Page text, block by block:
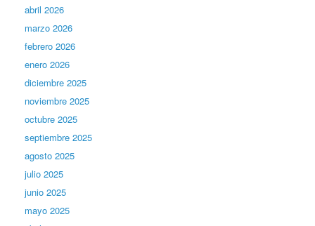
abril 2026
marzo 2026
febrero 2026
enero 2026
diciembre 2025
noviembre 2025
octubre 2025
septiembre 2025
agosto 2025
julio 2025
junio 2025
mayo 2025